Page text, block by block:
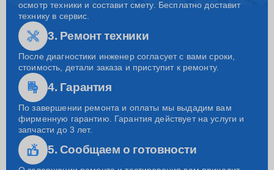
осмотр техники и составит смету. Бесплатно доставит
технику в сервис.
3. Ремонт техники
После диагностики инженер согласует с вами сроки,
стоимость, детали заказа и приступит к ремонту.
4. Гарантия
По завершении ремонта и оплаты мы выдадим вам
фирменную гарантию. Гарантия действует на услуги и
запчасти до 3 лет.
5. Сообщаем о готовности